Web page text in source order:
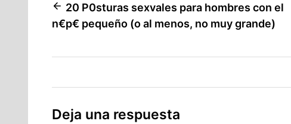
Navegación
de
entradas
20 P0sturas sexvales para hombres con el
n€p€ pequeño (o al menos, no muy grande)
Deja una respuesta